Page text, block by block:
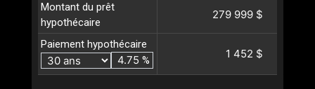
Montant du prêt
hypothécaire
279 999 $
Paiement hypothécaire
%
1 452 $